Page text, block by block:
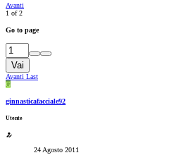
Avanti
1 of 2
Go to page
Vai
Avanti Last
G
ginnasticafacciale92
Utente
24 Agosto 2011